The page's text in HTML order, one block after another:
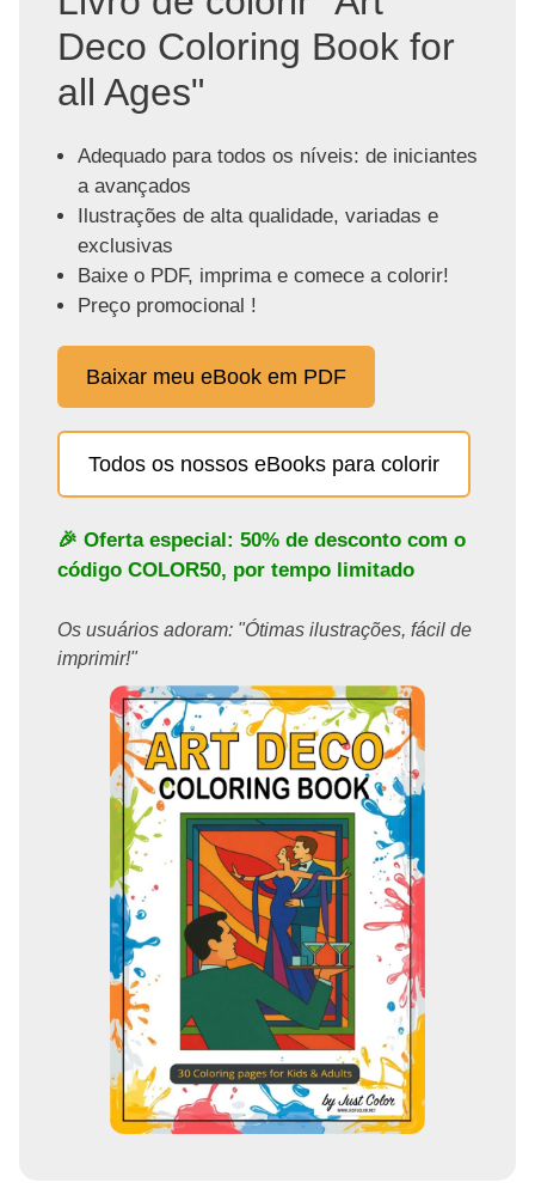
Deco Coloring Book for
all Ages"
Adequado para todos os níveis: de iniciantes
a avançados
Ilustrações de alta qualidade, variadas e
exclusivas
Baixe o PDF, imprima e comece a colorir!
Preço promocional !
Baixar meu eBook em PDF
Todos os nossos eBooks para colorir
🎉 Oferta especial: 50% de desconto com o
código COLOR50, por tempo limitado
Os usuários adoram: "Ótimas ilustrações, fácil de
imprimir!"